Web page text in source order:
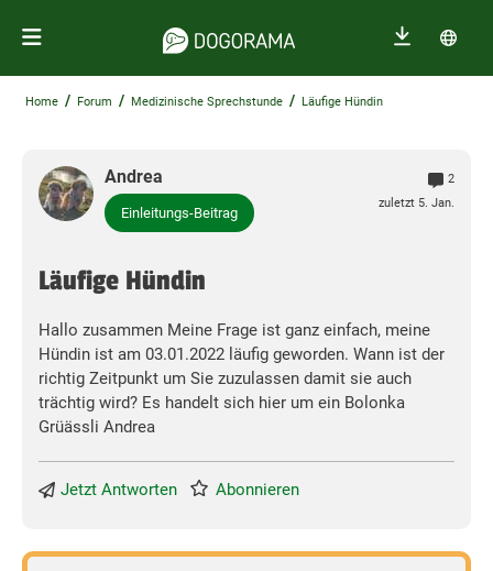
Home / Forum / Medizinische Sprechstunde / Läufige Hündin
Andrea
Einleitungs-Beitrag
2
zuletzt 5. Jan.
Läufige Hündin
Hallo zusammen Meine Frage ist ganz einfach, meine
Hündin ist am 03.01.2022 läufig geworden. Wann ist der
richtig Zeitpunkt um Sie zuzulassen damit sie auch
trächtig wird? Es handelt sich hier um ein Bolonka
Grüässli Andrea
Jetzt Antworten Abonnieren